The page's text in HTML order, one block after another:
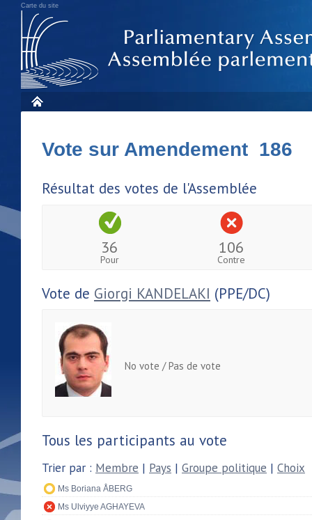
Carte du site
Vote sur Amendement 186
Résultat des votes de l'Assemblée
36
Pour
106
Contre
Vote de Giorgi KANDELAKI (PPE/DC)
No vote / Pas de vote
Tous les participants au vote
Trier par : Membre | Pays | Groupe politique | Choix
Ms Boriana ÅBERG
Ms Ulviyye AGHAYEVA